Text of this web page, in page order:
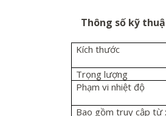
Thông số kỹ
Kích thước
Trọng lượng
Phạm vi nhiệt độ
Bao gồm truy cập từ